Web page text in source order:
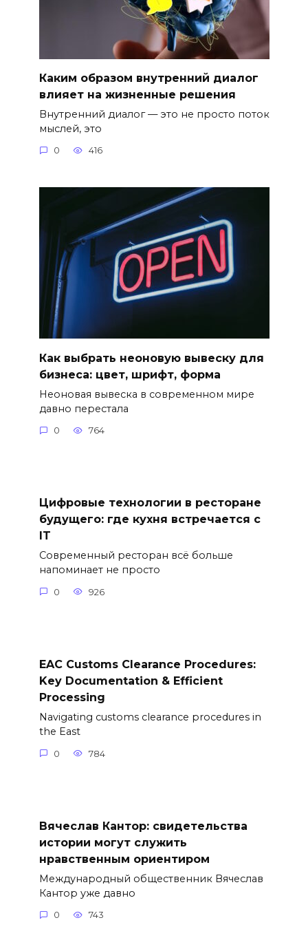
Каким образом внутренний диалог
влияет на жизненные решения
Внутренний диалог — это не просто поток
мыслей, это
0 416
Как выбрать неоновую вывеску для
бизнеса: цвет, шрифт, форма
Неоновая вывеска в современном мире
давно перестала
0 764
Цифровые технологии в ресторане
будущего: где кухня встречается с
IT
Современный ресторан всё больше
напоминает не просто
0 926
EAC Customs Clearance Procedures:
Key Documentation & Efficient
Processing
Navigating customs clearance procedures in
the East
0 784
Вячеслав Кантор: свидетельства
истории могут служить
нравственным ориентиром
Международный общественник Вячеслав
Кантор уже давно
0 743